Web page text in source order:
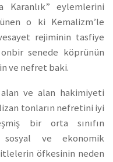
Karanlık” eylemlerini
o ki Kemalizm’le
rejiminin tasfiye
senede köprünün
ve nefret baki.
ve alan hakimiyeti
tonların nefretini iyi
bir orta sınıfın
ve ekonomik
öfkesinin neden